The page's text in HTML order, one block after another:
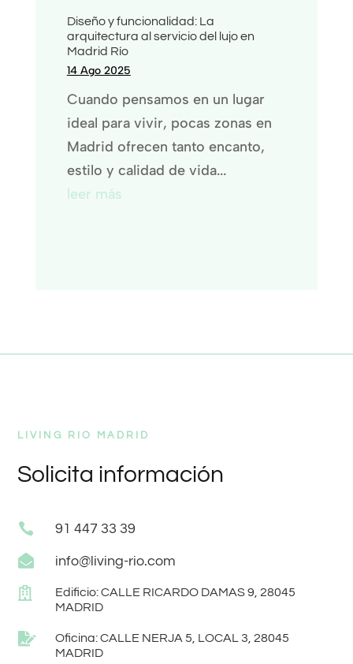
Diseño y funcionalidad: La
arquitectura al servicio del lujo en
Madrid Río
14 Ago 2025
Cuando pensamos en un lugar
ideal para vivir, pocas zonas en
Madrid ofrecen tanto encanto,
estilo y calidad de vida...
leer más
LIVING RIO MADRID
Solicita información
 91 447 33 39
 info@living-rio.com

Edificio: CALLE RICARDO DAMAS 9, 28045
MADRID

Oficina: CALLE NERJA 5, LOCAL 3, 28045
MADRID